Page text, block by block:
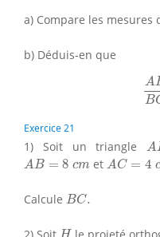
a) Compare les mesures
b) Déduis-en que
A
B
AB
Exercice 21
1) Soit un triangleA
A
AB = 8 cm
A B= cm et AC = 4 c
AC= m
Calcule BC.
BC.
H